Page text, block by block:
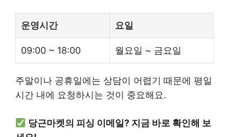
운영시간 요일
09:00 ~ 18:00 월요일 ~ 금요일
주말이나 공휴일에는 상담이 어렵기 때문에 평일
시간 내에 요청하시는 것이 중요해요.
당근마켓의 피싱 이메일? 지금 바로 확인해 보